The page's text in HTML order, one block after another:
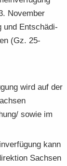
No­vem­ber
und Ent­schä­di­
(Gz. 25-
wird auf der
sowie im
kann
Sach­sen